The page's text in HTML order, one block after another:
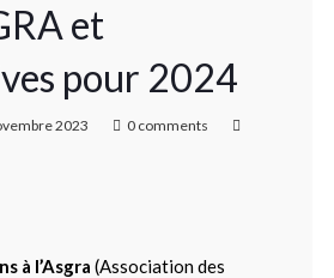
et
pour 2024
2023
0 comments
à l’Asgra (Association des